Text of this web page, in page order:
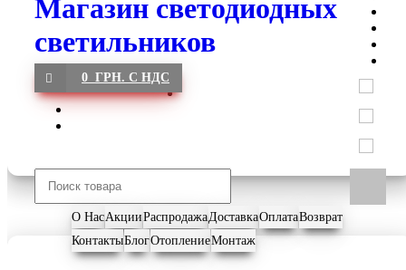
0 ГРН. С НДС
О НасАкцииРаспродажаДоставкаОплатаВозврат
КонтактыБлогОтоплениеМонтаж